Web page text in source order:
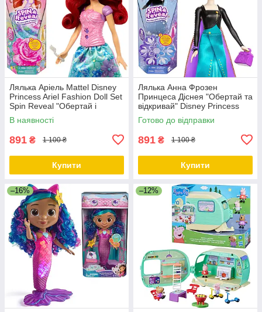
Лялька Аріель Mattel Disney
Princess Ariel Fashion Doll Set
Spin Reveal "Обертай і
відкривай"
В наявності
891 ₴ 1 100 ₴
Купити
Лялька Анна Фрозен
Принцеса Діснея "Обертай та
відкривай" Disney Princess
Frozen Anna Fashion Doll
Готово до відправки
891 ₴ 1 100 ₴
Купити
–16% –12%